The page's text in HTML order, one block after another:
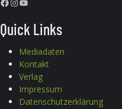
Quick Links
Mediadaten
Kontakt
Verlag
Impressum
Datenschutzerklärung